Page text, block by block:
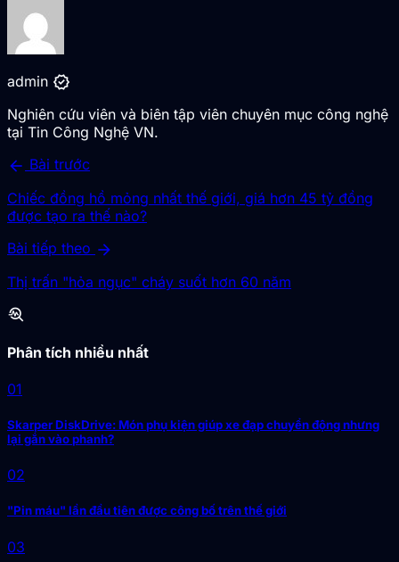
admin verified
Nghiên cứu viên và biên tập viên chuyên mục công nghệ
tại Tin Công Nghệ VN.
arrow_back Bài trước
Chiếc đồng hồ mỏng nhất thế giới, giá hơn 45 tỷ đồng
được tạo ra thế nào?
Bài tiếp theo arrow_forward
Thị trấn "hỏa ngục" cháy suốt hơn 60 năm
troubleshoot
Phân tích nhiều nhất
01
Skarper DiskDrive: Món phụ kiện giúp xe đạp chuyển động nhưng
lại gắn vào phanh?
02
"Pin máu" lần đầu tiên được công bố trên thế giới
03